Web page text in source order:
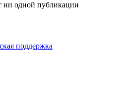
ни одной публикации
поддержка